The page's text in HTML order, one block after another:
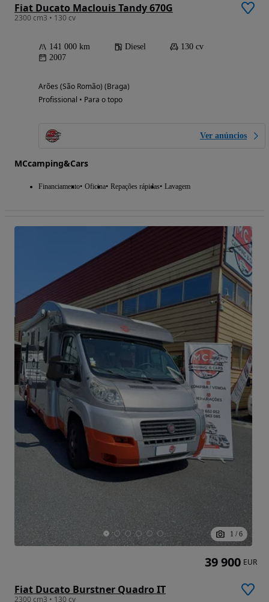
Fiat Ducato Maclouis Tandy 670G
2300 cm3 • 130 cv
141 000 km Diesel
130 cv
2007
Arões (São Romão) (Braga)
Profissional • Para o topo
Ver anúncios
MCcamping&Cars
Financiamento Oficina Repações rápidas Lavagem
1 / 6
Fiat Ducato Burstner Quadro IT
2300 cm3 • 130 cv
39 900 EUR